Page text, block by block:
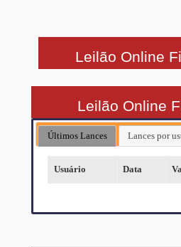
Leilão Online
Leilão Online
Últimos Lances Lances por
Usuário Data